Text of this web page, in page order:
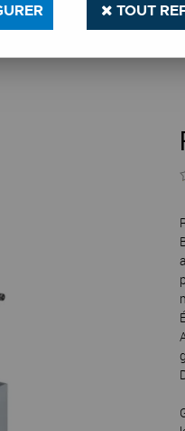
TOUT